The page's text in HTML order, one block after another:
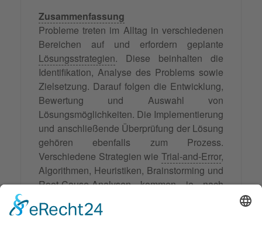
Zusammenfassung
Probleme treten im Alltag in verschiedenen
Bereichen auf und erfordern geplante
Lösungsstrategien. Diese beinhalten die
Identifikation, Analyse des Problems sowie
Zielsetzung. Darauf folgen die Entwicklung,
Bewertung und Auswahl von
Lösungsmöglichkeiten. Die Implementierung
und anschließende Überprüfung der Lösung
gehören ebenfalls zum Prozess.
Verschiedene Strategien wie Trial-and-Error,
Algorithmen, Heuristiken, Brainstorming und
Root-Cause-Analysen kommen je nach
Bewältigungsstrategien spielen im täglichen